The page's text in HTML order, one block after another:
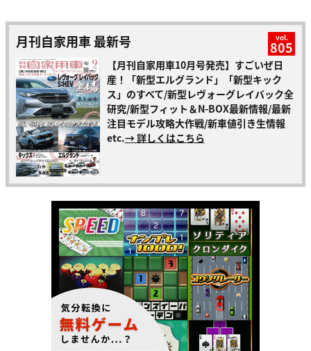
月刊自家用車 最新号 vol.
805
【月刊自家用車10月号発売】すごいぜ日
産！「新型エルグランド」「新型キック
ス」のすべて/新型レヴォーグレイバック全
研究/新型フィット＆N-BOX最新情報/最新
注目モデル攻略大作戦/新車値引き生情報
etc.→ 詳しくはこちら